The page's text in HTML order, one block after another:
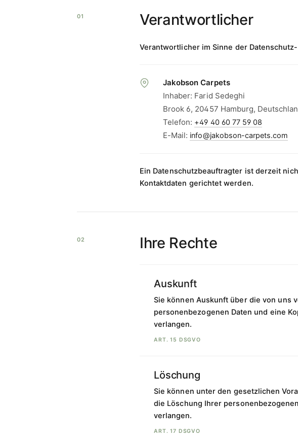
01 Verantwortlicher
Verantwortlicher im Sinne der
Jakobson Carpets
Inhaber: Farid Sedeghi
Brook 6, 20457 Hamburg,
Telefon: +49 40 60 77 59 08
E-Mail: info@jakobson-carpets.com
Ein Datenschutzbeauftragter ist derzeit
Kontaktdaten gerichtet werden.
02 Ihre Rechte
Auskunft
Sie können Auskunft über die von uns
personenbezogenen Daten und eine
verlangen.
ART. 15 DSGVO
Löschung
Sie können unter den gesetzlichen
die Löschung Ihrer
verlangen.
ART. 17 DSGVO